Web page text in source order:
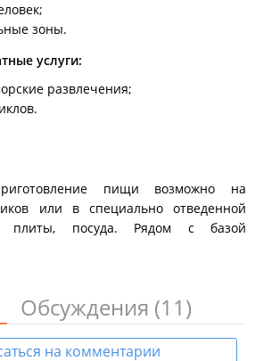
14.00, выезд до 12.00.
Приготовление пищи возможно
или в специально отведенной
25 человек,
мангалом с согласования места с
автомобилей (бесплатное).
зоны.
услуги:
развлечения;
пищи возможно на
или в специально отведенной
плиты, посуда. Рядом с базой
Обсуждения (11)
на комментарии